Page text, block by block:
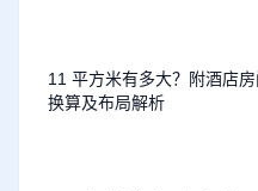
11 平方米有多大？附酒店
换算及布局解析